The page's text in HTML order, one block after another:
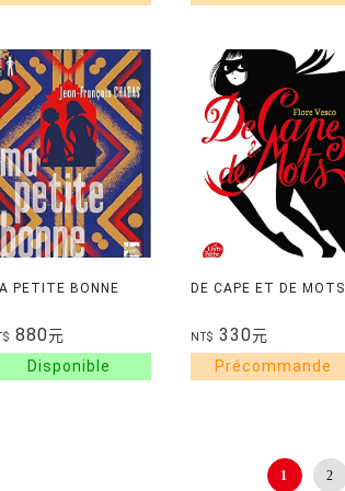
PETITE BONNE
880元
DE CAPE ET DE MOTS
NT$ 330元
1 2